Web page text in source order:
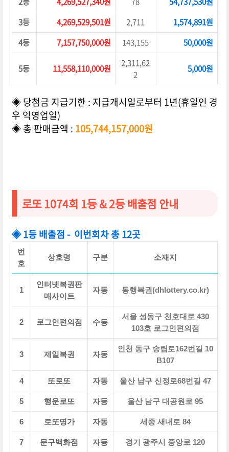
3등
4,269,529,501원 2,711
1,574,891원
4등
7,157,750,000원 143,155 50,000원
5등 11,558,110,000원
2,311,62
2
5,000원
◈ 당첨금 지급기한 : 지급개시일로부터 1년(휴일인 경
우 익영업일)
◈ 총 판매금액 : 105,744,157,000원
로또 1074회 1등 & 2등 배출점 안내
◈ 1등 배출점 - 이번회차 총 12곳
번
호
상호명 구분 소재지
1
인터넷복권판
매사이트
자동 동행복권(dhlottery.co.kr)
2 로그인편의점 수동
서울 성동구 천호대로 430
103호 로그인편의점
3 제일복권 자동
인천 동구 송림로162번길 10
B107
4 또로또 자동 울산 남구 신정로68번길 47
5 행운로또 자동 울산 남구 대공원로 95
6 로또명가 자동 세종 새내로 84
7 문구백화점 자동 경기 광주시 중앙로 120